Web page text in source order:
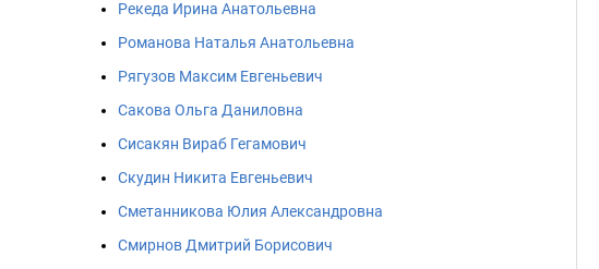
Рекеда Ирина Анатольевна
Романова Наталья Анатольевна
Рягузов Максим Евгеньевич
Сакова Ольга Даниловна
Сисакян Вираб Гегамович
Скудин Никита Евгеньевич
Сметанникова Юлия Александровна
Смирнов Дмитрий Борисович